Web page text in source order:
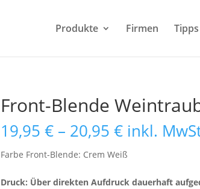
Produkte Firmen Tipps
Front-Blende
19,95€ – 20,95€
19,95 €
bis
inkl.
Farbe Front-Blende: Crem Weiß
Druck: Über direkten Aufdruck dauerhaft